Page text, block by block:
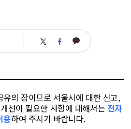
트 페 카
의 장이므로 서울시에 대한 신고,
선이 필요한 사항에 대해서는 전자
용하여 주시기 바랍니다.